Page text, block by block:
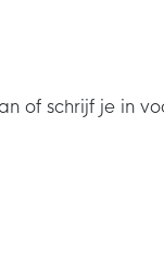
of schrijf je in